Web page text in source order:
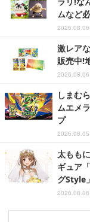
ムなど
激レア
販売中!
しまむ
ムエメ
プ
太もも
ギュア
グStyle